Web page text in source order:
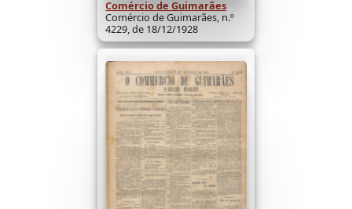
Comércio de Guimarães
Comércio de Guimarães, n.º
4229, de 18/12/1928